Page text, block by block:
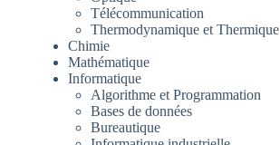
Télécommunication
Thermodynamique et Thermique
Chimie
Mathématique
Informatique
Algorithme et Programmation
Bases de données
Bureautique